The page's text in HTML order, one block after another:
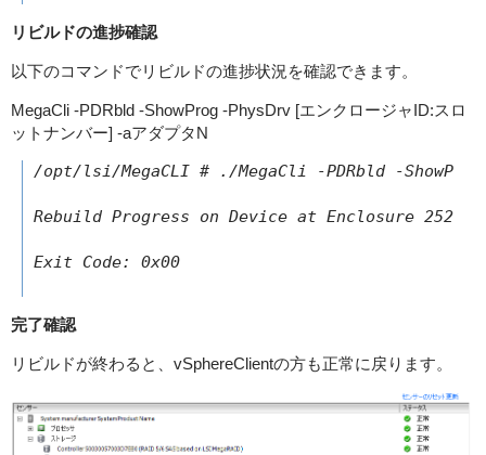
リビルドの進捗確認
以下のコマンドでリビルドの進捗状況を確認できます。
MegaCli -PDRbld -ShowProg -PhysDrv [エンクロージャID:スロ
ットナンバー] -aアダプタN
/opt/lsi/MegaCLI # ./MegaCli -PDRbld -
Rebuild Progress on Device at Enclosure 252,
Exit Code: 0x00
完了確認
リビルドが終わると、vSphereClientの方も正常に戻ります。